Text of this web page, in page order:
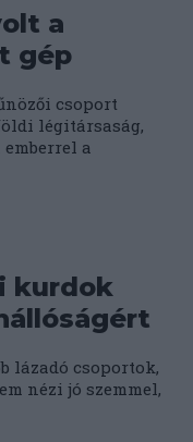
a
gép
csoport
légitársaság,
a
kurdok
lázadó csoportok,
nézi jó szemmel,